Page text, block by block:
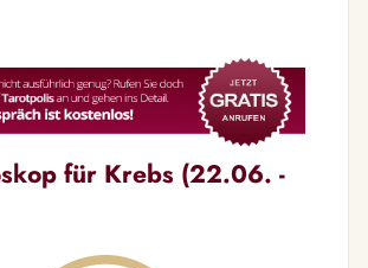
für Krebs (22.06. -